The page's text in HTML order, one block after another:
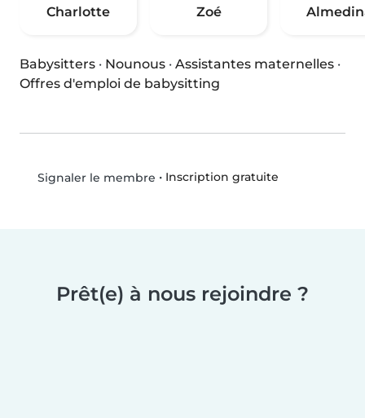
Charlotte Zoé
Babysitters · Nounous · Assistantes maternelles ·
Offres d'emploi de babysitting
Signaler le membre • Inscription gratuite
Prêt(e) à nous rejoindre ?